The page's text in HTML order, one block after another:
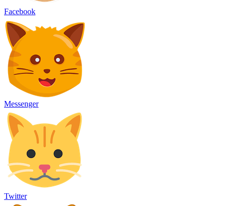
Facebook
Messenger
Twitter